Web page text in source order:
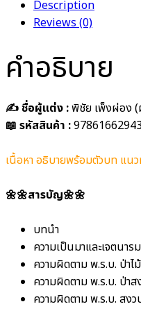
Description
Reviews (0)
คำอธิบาย
✍️ ชื่อผู้แต่ง :พิชัย เพ็งผ่อง (
📖 รหัสสินค้า :
เนื้อหา อธิบายพร้อมตัวบท แน
🌼🌼สารบัญ🌼🌼
บทนำ
ความเป็นมาและเจตนา
ความผิดตาม พ.ร.บ. ป่าไม้
ความผิดตาม พ.ร.บ. ป่า
ความผิดตาม พ.ร.บ. สง